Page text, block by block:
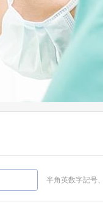
半角英数字記号